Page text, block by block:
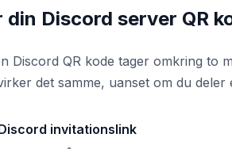
din Discord server QR
Discord QR kode tager omkring to
det samme, uanset om du
invitationslink